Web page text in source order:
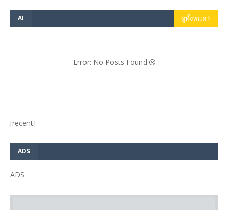
AI ดูทั้งหมด
Error: No Posts Found
[recent]
ADS
ADS